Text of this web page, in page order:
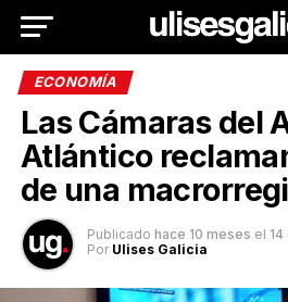
ECONOMÍA
Las Cámaras del
Atlántico
de una
Publicado hace 10 meses el
Por Ulises Galicia